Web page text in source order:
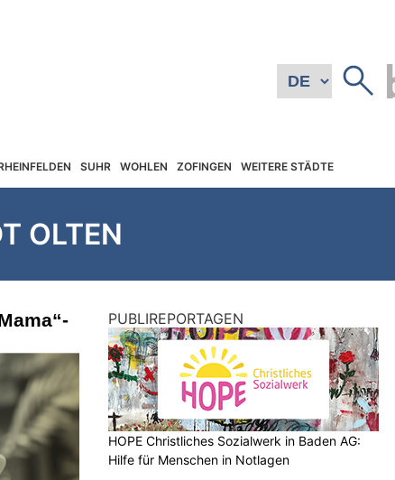
SUHR WOHLEN ZOFINGEN WEITERE STÄDTE
OLTEN
PUBLIREPORTAGEN
HOPE Christliches Sozialwerk in Baden AG:
Hilfe für Menschen in Notlagen